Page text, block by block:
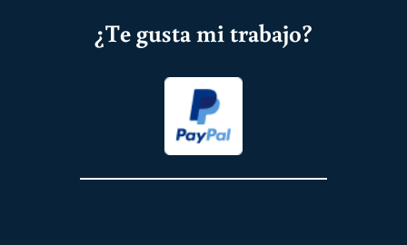
¿Te gusta mi trabajo?